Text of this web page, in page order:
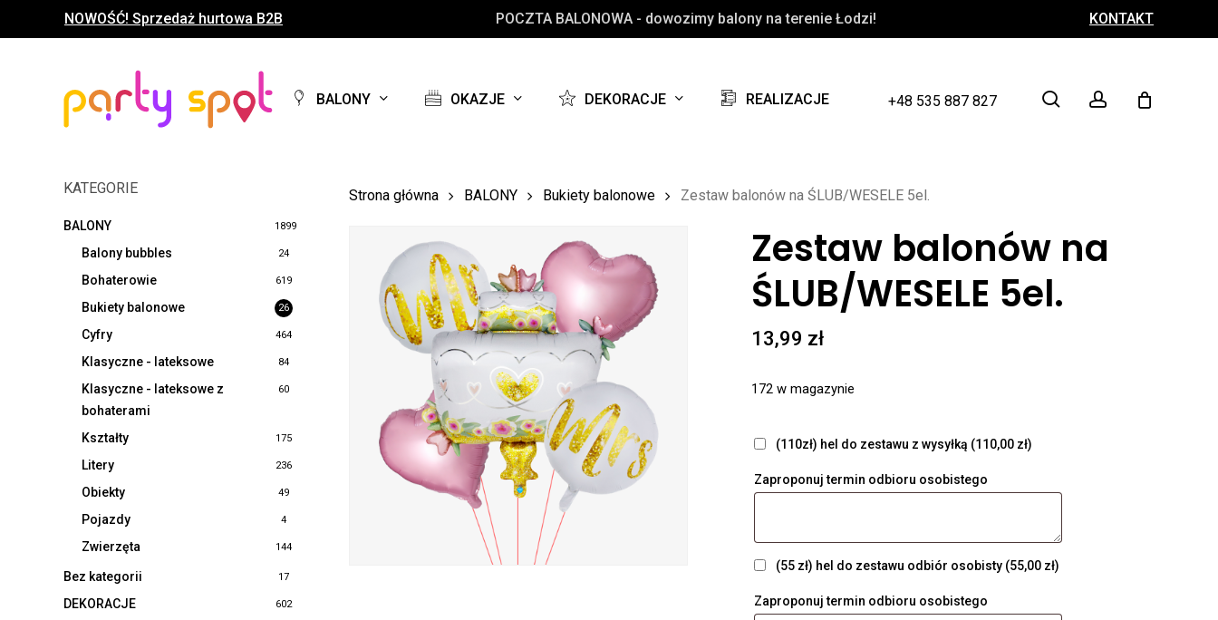
NOWOŚĆ! Sprzedaż hurtowa B2B POCZTA BALONOWA - dowozimy balony na terenie Łodzi! KONTAKT
BALONY OKAZJE DEKORACJE REALIZACJE +48 535 887 827 search account
Koszyk Close
KATEGORIE
BALONY 1899
Balony bubbles 24
Bohaterowie 619
Bukiety balonowe 26
Cyfry 464
Klasyczne - lateksowe 84
Klasyczne - lateksowe z
bohaterami
60
Kształty 175
Litery 236
Obiekty 49
Pojazdy 4
Zwierzęta 144
Bez kategorii 17
DEKORACJE 602
Strona główna BALONY Bukiety balonowe Zestaw balonów na ŚLUB/WESELE 5el.
Zestaw balonów na
ŚLUB/WESELE 5el.
13,99 zł
172 w magazynie
(110zł) hel do zestawu z wysyłką (110,00 zł)
Zaproponuj termin odbioru osobistego
(55 zł) hel do zestawu odbiór osobisty (55,00 zł)
Zaproponuj termin odbioru osobistego